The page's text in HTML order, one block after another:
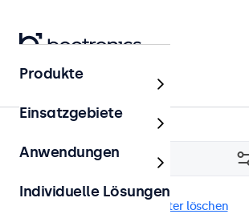
Zubehör
Filtern (2)
Alle Filter löschen
Produkte
Einsatzgebiete
Anwendungen
Individuelle Lösungen